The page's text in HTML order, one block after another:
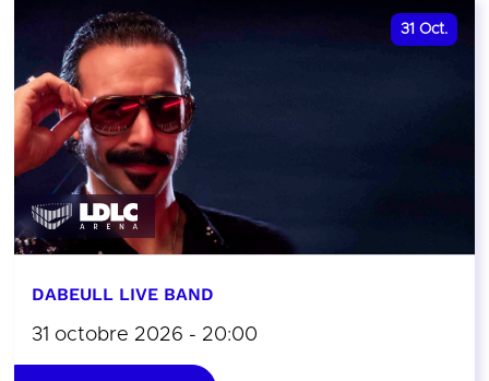
31 Oct.
DABEULL LIVE BAND
31 octobre 2026 - 20:00